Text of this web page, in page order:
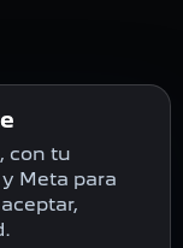
con tu
Meta para